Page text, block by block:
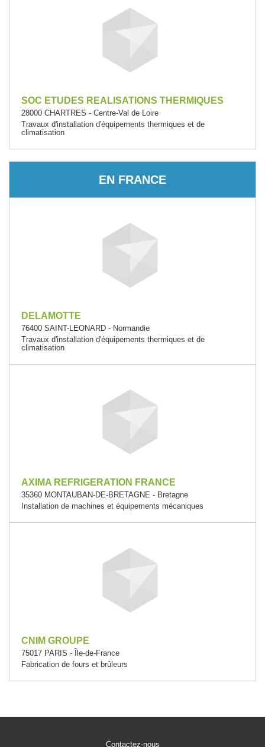
SOC ETUDES REALISATIONS THERMIQUES
28000 CHARTRES - Centre-Val de Loire
Travaux d'installation d'équipements thermiques et de
climatisation
EN FRANCE
DELAMOTTE
76400 SAINT-LEONARD - Normandie
Travaux d'installation d'équipements thermiques et de
climatisation
AXIMA REFRIGERATION FRANCE
35360 MONTAUBAN-DE-BRETAGNE - Bretagne
Installation de machines et équipements mécaniques
CNIM GROUPE
75017 PARIS - Île-de-France
Fabrication de fours et brûleurs
Contactez-nous